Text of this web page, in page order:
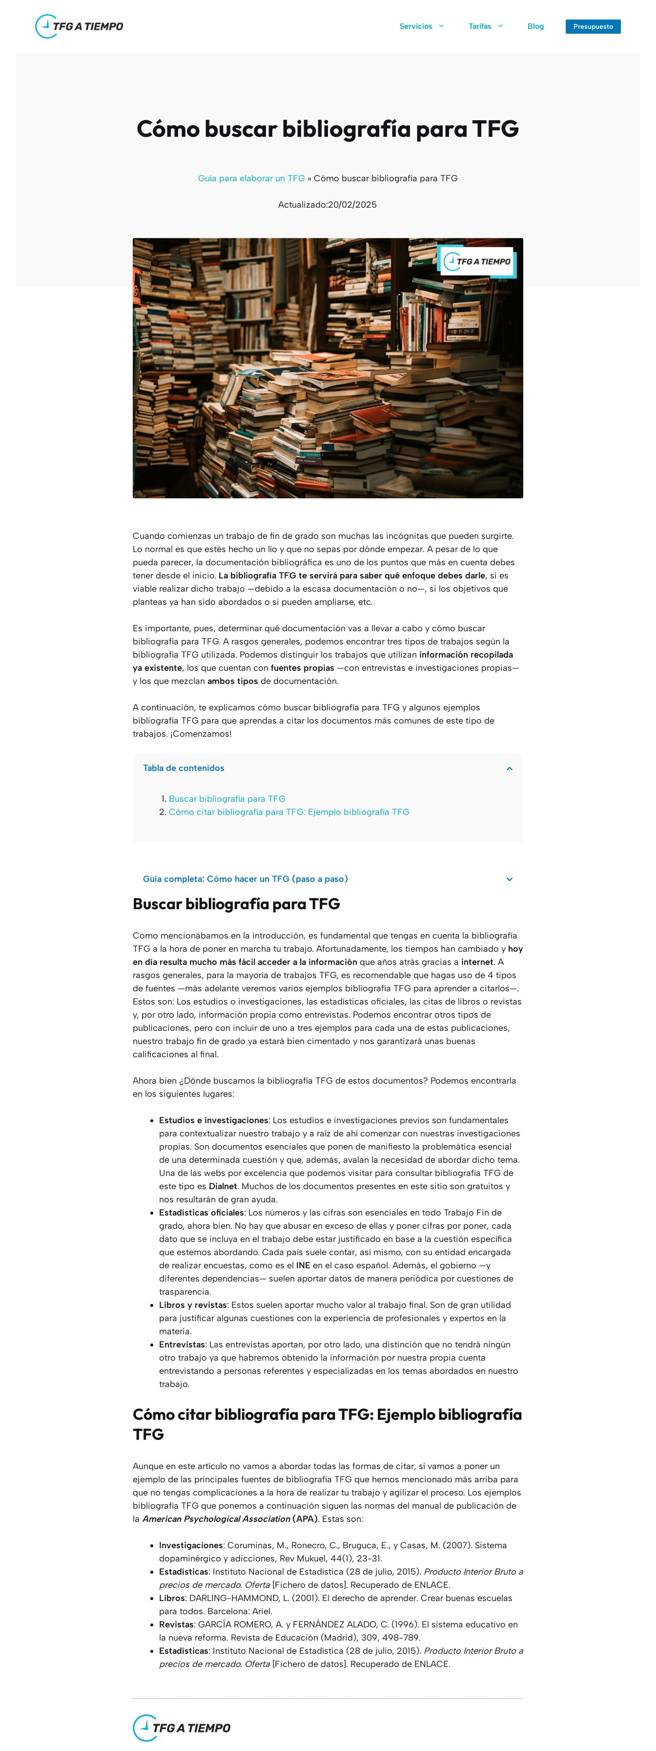
contenido
Servicios Tarifas Blog Presupuesto
Cómo buscar bibliografía para TFG
Guía para elaborar un TFG » Cómo buscar bibliografía para TFG
Actualizado:20/02/2025
Cuando comienzas un trabajo de fin de grado son muchas las incógnitas que pueden surgirte.
Lo normal es que estés hecho un lío y que no sepas por dónde empezar. A pesar de lo que
pueda parecer, la documentación bibliográfica es uno de los puntos que más en cuenta debes
tener desde el inicio. La bibliografía TFG te servirá para saber qué enfoque debes darle, si es
viable realizar dicho trabajo —debido a la escasa documentación o no—, si los objetivos que
planteas ya han sido abordados o si pueden ampliarse, etc.
Es importante, pues, determinar qué documentación vas a llevar a cabo y cómo buscar
bibliografía para TFG. A rasgos generales, podemos encontrar tres tipos de trabajos según la
bibliografía TFG utilizada. Podemos distinguir los trabajos que utilizan información recopilada
ya existente, los que cuentan con fuentes propias —con entrevistas e investigaciones propias—
y los que mezclan ambos tipos de documentación.
A continuación, te explicamos cómo buscar bibliografía para TFG y algunos ejemplos
bibliografía TFG para que aprendas a citar los documentos más comunes de este tipo de
trabajos. ¡Comenzamos!
Tabla de contenidos
Buscar bibliografía para TFG
Cómo citar bibliografía para TFG: Ejemplo bibliografía TFG
Guía completa: Cómo hacer un TFG (paso a paso)
Buscar bibliografía para TFG
Como mencionábamos en la introducción, es fundamental que tengas en cuenta la bibliografía
TFG a la hora de poner en marcha tu trabajo. Afortunadamente, los tiempos han cambiado y hoy
en día resulta mucho más fácil acceder a la información que años atrás gracias a internet. A
rasgos generales, para la mayoría de trabajos TFG, es recomendable que hagas uso de 4 tipos
de fuentes —más adelante veremos varios ejemplos bibliografía TFG para aprender a citarlos—.
Estos son: Los estudios o investigaciones, las estadísticas oficiales, las citas de libros o revistas
y, por otro lado, información propia como entrevistas. Podemos encontrar otros tipos de
publicaciones, pero con incluir de uno a tres ejemplos para cada una de estas publicaciones,
nuestro trabajo fin de grado ya estará bien cimentado y nos garantizará unas buenas
calificaciones al final.
Ahora bien ¿Dónde buscamos la bibliografía TFG de estos documentos? Podemos encontrarla
en los siguientes lugares:
Estudios e investigaciones: Los estudios e investigaciones previos son fundamentales
para contextualizar nuestro trabajo y a raíz de ahí comenzar con nuestras investigaciones
propias. Son documentos esenciales que ponen de manifiesto la problemática esencial
de una determinada cuestión y que, además, avalan la necesidad de abordar dicho tema.
Una de las webs por excelencia que podemos visitar para consultar bibliografía TFG de
este tipo es Dialnet. Muchos de los documentos presentes en este sitio son gratuitos y
nos resultarán de gran ayuda.
Estadísticas oficiales: Los números y las cifras son esenciales en todo Trabajo Fin de
grado, ahora bien. No hay que abusar en exceso de ellas y poner cifras por poner, cada
dato que se incluya en el trabajo debe estar justificado en base a la cuestión específica
que estemos abordando. Cada país suele contar, así mismo, con su entidad encargada
de realizar encuestas, como es el INE en el caso español. Además, el gobierno —y
diferentes dependencias— suelen aportar datos de manera periódica por cuestiones de
trasparencia.
Libros y revistas: Estos suelen aportar mucho valor al trabajo final. Son de gran utilidad
para justificar algunas cuestiones con la experiencia de profesionales y expertos en la
materia.
Entrevistas: Las entrevistas aportan, por otro lado, una distinción que no tendrá ningún
otro trabajo ya que habremos obtenido la información por nuestra propia cuenta
entrevistando a personas referentes y especializadas en los temas abordados en nuestro
trabajo.
Cómo citar bibliografía para TFG: Ejemplo bibliografía
TFG
Aunque en este artículo no vamos a abordar todas las formas de citar, sí vamos a poner un
ejemplo de las principales fuentes de bibliografía TFG que hemos mencionado más arriba para
que no tengas complicaciones a la hora de realizar tu trabajo y agilizar el proceso. Los ejemplos
bibliografía TFG que ponemos a continuación siguen las normas del manual de publicación de
la American Psychological Association(APA). Estas son:
Investigaciones: Coruminas, M., Ronecro, C., Bruguca, E., y Casas, M. (2007). Sistema
dopaminérgico y adicciones, Rev Mukuel, 44(1), 23-31.
Estadísticas: Instituto Nacional de Estadística (28 de julio, 2015). Producto Interior Bruto a
precios de mercado. Oferta [Fichero de datos]. Recuperado de ENLACE.
Libros: DARLING-HAMMOND, L. (2001). El derecho de aprender. Crear buenas escuelas
para todos. Barcelona: Ariel.
Revistas: GARCÍA ROMERO, A. y FERNÁNDEZ ALADO, C. (1996). El sistema educativo en
la nueva reforma. Revista de Educación (Madrid), 309, 498-789.
Estadísticas: Instituto Nacional de Estadística (28 de julio, 2015). Producto Interior Bruto a
precios de mercado. Oferta [Fichero de datos]. Recuperado de ENLACE.